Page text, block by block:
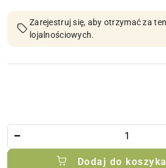
Zarejestruj się, aby otrzymać za
lojalnościowych.
Dodaj do koszyka